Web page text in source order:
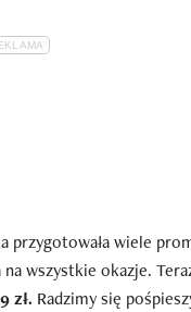
przygotowała wiele
wszystkie okazje.
zł. Radzimy się